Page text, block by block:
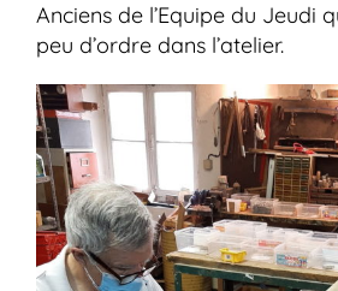
Anciens de l’Equipe du Jeudi
peu d’ordre dans l’atelier.